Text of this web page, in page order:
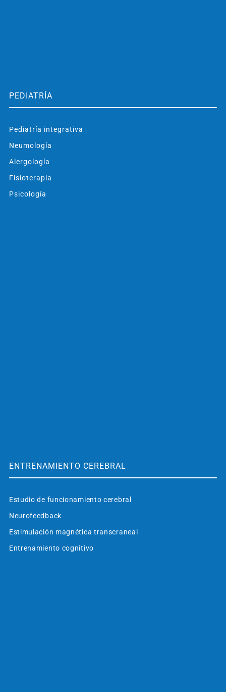
PEDIATRÍA
Pediatría integrativa
Neumología
Alergología
Fisioterapia
Psicología
ENTRENAMIENTO CEREBRAL
Estudio de funcionamiento cerebral
Neurofeedback
Estimulación magnética transcraneal
Entrenamiento cognitivo